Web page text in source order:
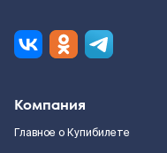
Компания
Главное о Купибилете